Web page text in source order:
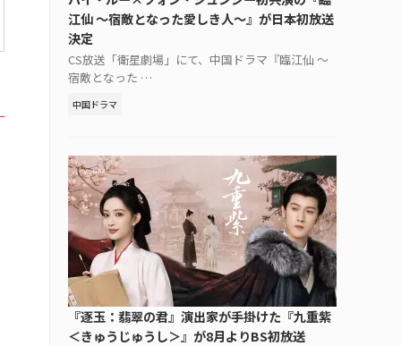
江仙 ～宿敵となった愛しき人～』が日本初放送
決定
CS放送「衛星劇場」にて、中国ドラマ『臨江仙 ～
宿敵となった …
中国ドラマ
『逐玉：翡翠の君』演出家が手掛けた『九重紫
＜きゅうじゅうし＞』が8月よりBS初放送